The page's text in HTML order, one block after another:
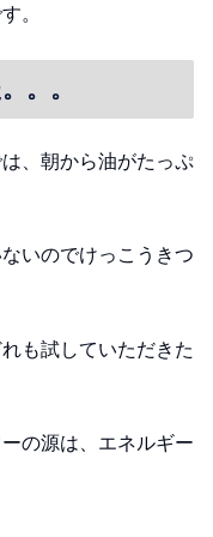
。
。。
、朝から油がたっぷ
いのでけっこうきつ
も試していただきた
の源は、エネルギー